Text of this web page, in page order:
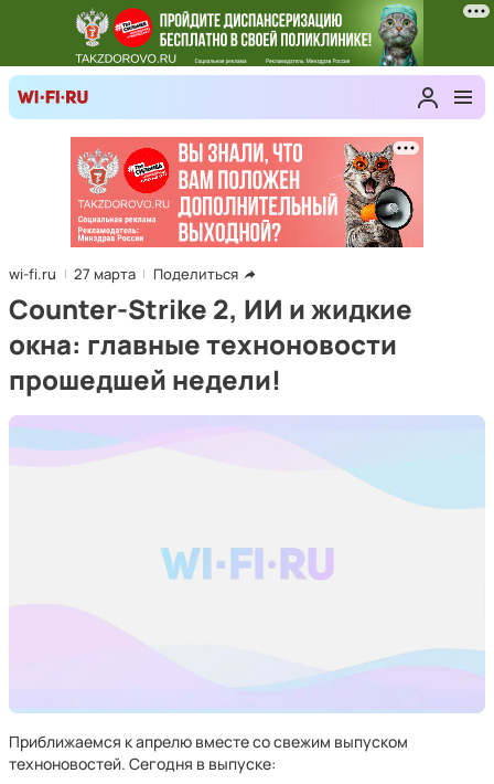
wi-fi.ru 27 марта Поделиться
Counter-Strike 2, ИИ и жидкие
окна: главные техноновости
прошедшей недели!
Приближаемся к апрелю вместе со свежим выпуском
техноновостей. Сегодня в выпуске: